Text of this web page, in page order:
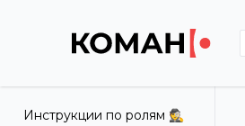
Инструкции по ролям 🕵